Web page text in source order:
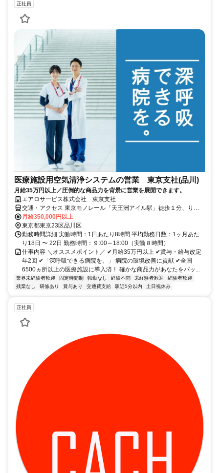
正社員
医療施設用空気清浄システムの営業 東京支社(品川)
月給35万円以上／圧倒的な商品力を背景に営業を展開できます。
エアロサービス株式会社 東京支社
交通・アクセス 東京モノレール「天王洲アイル駅」徒歩１分、りん
かい線「天王洲アイル駅」徒歩５分 【転勤なし】
月給350,000円以上
東京都東京23区品川区
勤務時間詳細 実働時間：1日あたり8時間 平均勤務日数：1ヶ月あた
り18日 〜 22日 勤務時間：９:00～18:00（実働８時間）
仕事内容 ＼オススメポイント／ ✔月給35万円以上 ✔賞与・給与改定
年2回 ✔「深呼吸できる病院を。」 病院の環境改善に貢献 ✔全国
6500ヵ所以上の医療施設に導入済！ 確かな商品力があなたをバッ...
業界未経験者歓迎 固定時間制 転勤なし 経験不問 未経験者歓迎
経験者歓迎
残業なし
研修あり 賞与あり 交通費支給 駅近5分以内 土日祝休み
正社員